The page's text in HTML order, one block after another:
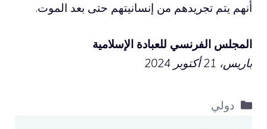
أنهم يتم تجريدهم من إنسانيتهم ​​حتى بعد الموت.
المجلس الفرنسي للعبادة الإسلامية
باريس، 21 أكتوبر 2024
التصنيفات
دولي